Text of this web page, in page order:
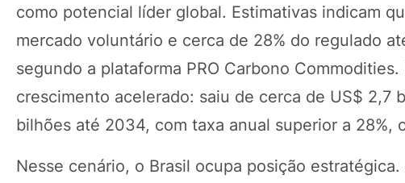
como potencial líder global. Estimativas indicam
mercado voluntário e cerca de 28% do regulado
segundo a plataforma PRO Carbono
crescimento acelerado: saiu de cerca de US$ 2,7
bilhões até 2034, com taxa anual superior a 28%,
Nesse cenário, o Brasil ocupa posição